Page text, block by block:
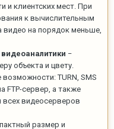
и клиентских мест. При
к вычислительным
на порядок меньше,
−
объекта и цвету.
TURN, SMS
FTP-сервер, а также
всех видеосерверов
размер и